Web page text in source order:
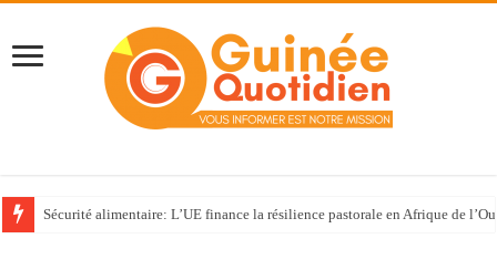
Sécurité alimentaire: L’UE finance la résilience pastorale en Afrique de